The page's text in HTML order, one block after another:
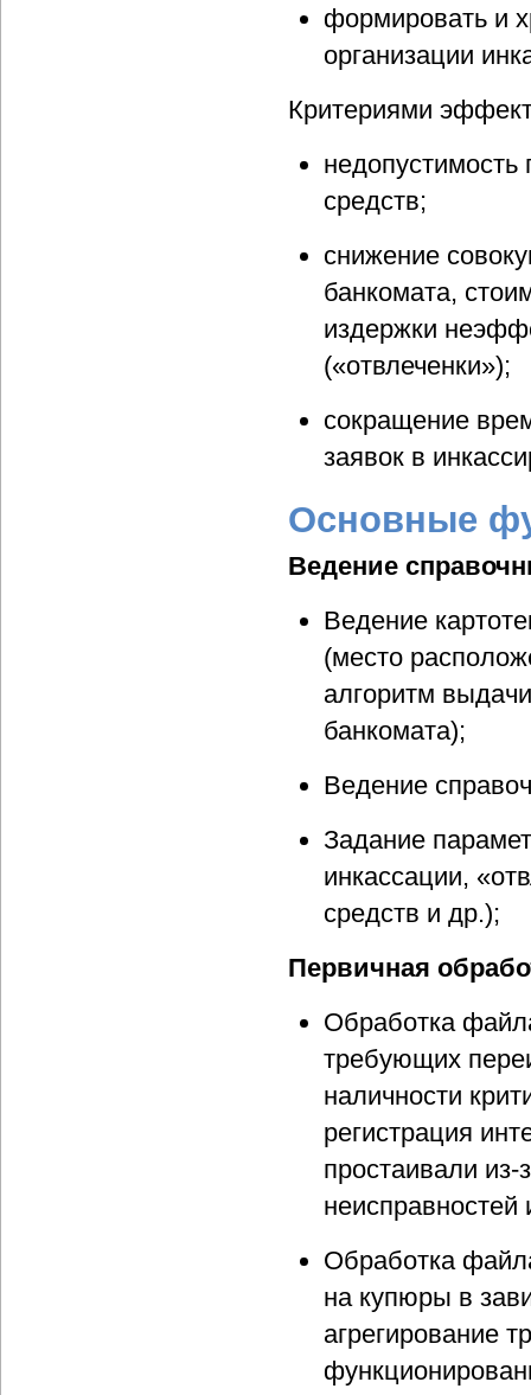
формировать и
организации
Критериями
недопустимость
средств;
снижение
банкомата,
издержки
(«отвлеченки»);
сокращение
заявок в
Основные
Ведение
Ведение
(место
алгоритм
банкомата);
Ведение
Задание
инкассации,
средств и др.);
Первичная
Обработка
требующих
наличности
регистрация
простаивали из-
неисправностей
Обработка
на купюры в
агрегирование